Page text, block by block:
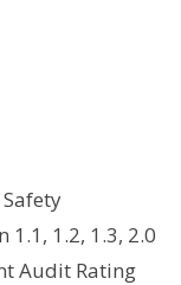
1.2, 1.3, 2.0
Audit Rating